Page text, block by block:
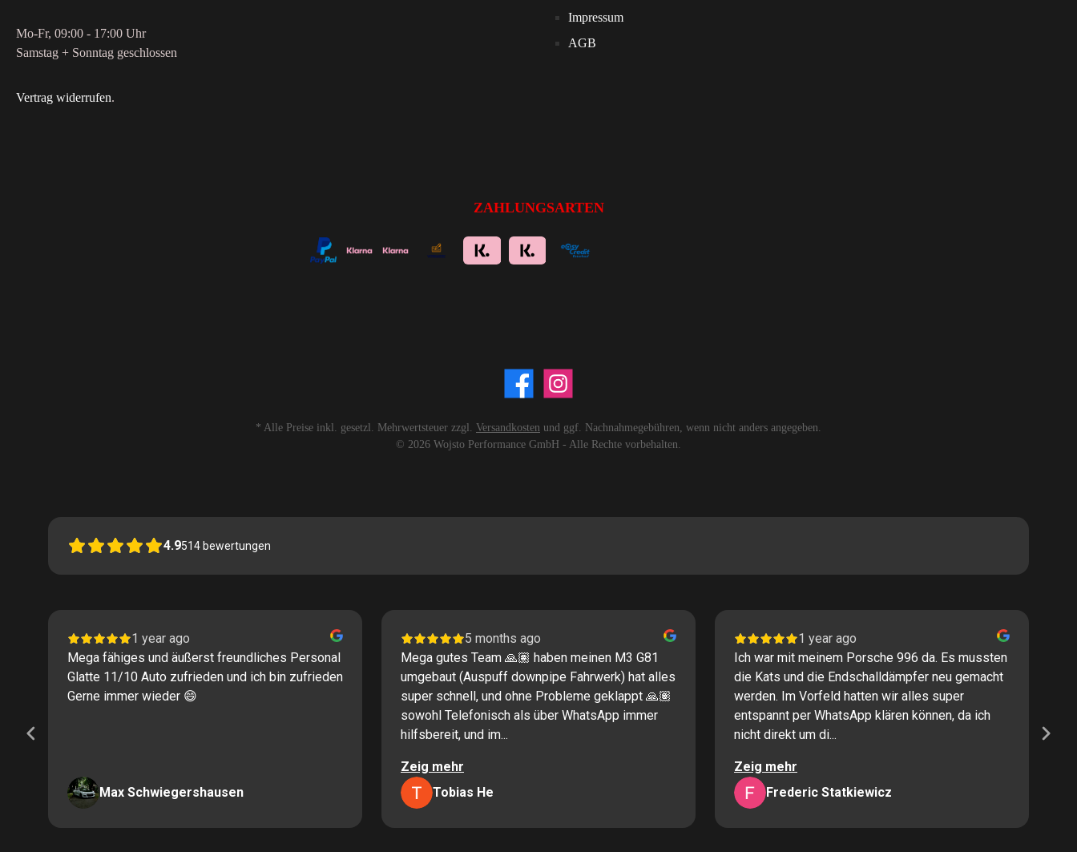
Mo-Fr, 09:00 - 17:00 Uhr
Samstag + Sonntag geschlossen
Vertrag widerrufen.
Impressum
AGB
ZAHLUNGSARTEN
* Alle Preise inkl. gesetzl. Mehrwertsteuer zzgl. Versandkosten und ggf. Nachnahmegebühren, wenn nicht anders angegeben.
© 2026 Wojsto Performance GmbH - Alle Rechte vorbehalten.
4.9514 bewertungen
1 year ago
Mega fähiges und äußerst freundliches Personal
Glatte 11/10 Auto zufrieden und ich bin zufrieden
Gerne immer wieder 😄
Max Schwiegershausen
5 months ago
Mega gutes Team 🙏🏽 haben meinen M3 G81
umgebaut (Auspuff downpipe Fahrwerk) hat alles
super schnell, und ohne Probleme geklappt 🙏🏽
sowohl Telefonisch als über WhatsApp immer
hilfsbereit, und im...
Zeig mehr
Tobias He
1 year ago
Ich war mit meinem Porsche 996 da. Es mussten
die Kats und die Endschalldämpfer neu gemacht
werden. Im Vorfeld hatten wir alles super
entspannt per WhatsApp klären können, da ich
nicht direkt um di...
Zeig mehr
Frederic Statkiewicz